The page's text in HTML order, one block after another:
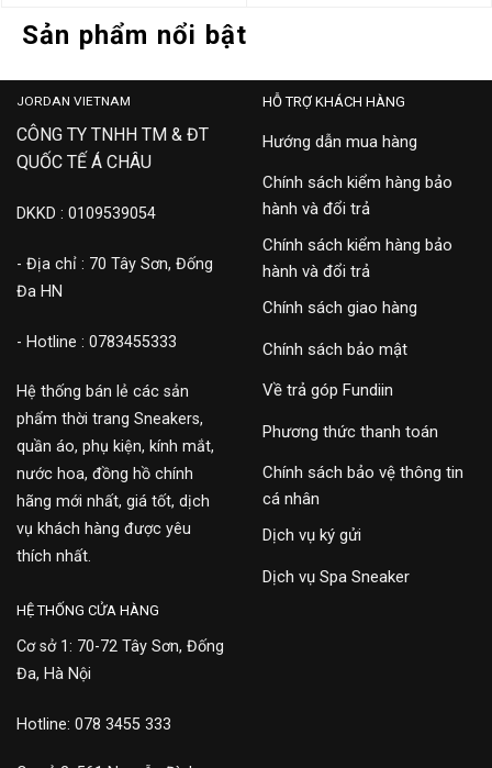
Sản phẩm nổi bật
JORDAN VIETNAM
CÔNG TY TNHH TM & ĐT
QUỐC TẾ Á CHÂU
DKKD : 0109539054
- Địa chỉ : 70 Tây Sơn, Đống
Đa HN
- Hotline : 0783455333
Hệ thống bán lẻ các sản
phẩm thời trang Sneakers,
quần áo, phụ kiện, kính mắt,
nước hoa, đồng hồ chính
hãng mới nhất, giá tốt, dịch
vụ khách hàng được yêu
thích nhất.
HỖ TRỢ KHÁCH HÀNG
Hướng dẫn mua hàng
Chính sách kiểm hàng bảo
hành và đổi trả
Chính sách kiểm hàng bảo
hành và đổi trả
Chính sách giao hàng
Chính sách bảo mật
Về trả góp Fundiin
Phương thức thanh toán
Chính sách bảo vệ thông tin
cá nhân
Dịch vụ ký gửi
Dịch vụ Spa Sneaker
HỆ THỐNG CỬA HÀNG
Cơ sở 1: 70-72 Tây Sơn, Đống
Đa, Hà Nội
Hotline: 078 3455 333